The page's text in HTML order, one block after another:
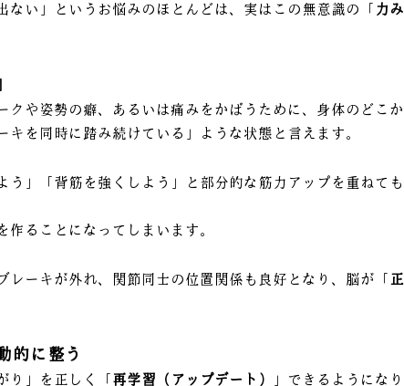
い」というお悩みのほとんどは、実はこの無意識の「 力
や姿勢の癖、あるいは痛みをかばうために、身体のどこ
を同時に踏み続けている」ような状態と言えます。
」「背筋を強くしよう」と部分的な筋力アップを重ねて
ることになってしまいます。
レーキが外れ、関節同士の位置関係も良好となり、脳が「
的に整う
り」を正しく「再学習（アップデート）
」できるようになり